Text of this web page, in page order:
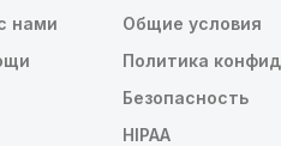
нами
Общие условия
Политика
Безопасность
HIPAA